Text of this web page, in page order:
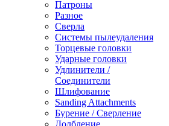
Патроны
Разное
Сверла
Системы пылеудаления
Торцевые головки
Ударные головки
Удлинители /
Соединители
Шлифование
Sanding Attachments
Бурение / Сверление
Долбление